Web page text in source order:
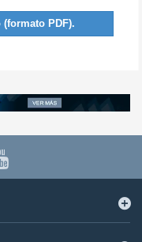
PDF).